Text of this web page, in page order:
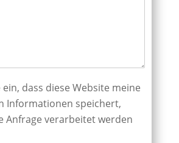
ein, dass diese Website meine
Informationen speichert,
Anfrage verarbeitet werden